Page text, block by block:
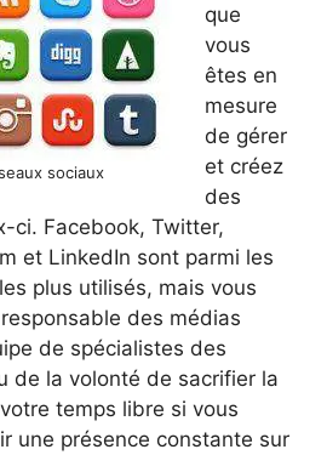
sociaux
que
vous
êtes en
mesure
de gérer
et créez
des
ci. Facebook, Twitter,
et LinkedIn sont parmi les
plus utilisés, mais vous
des médias
de spécialistes des
de la volonté de sacrifier la
temps libre si vous
une présence constante sur